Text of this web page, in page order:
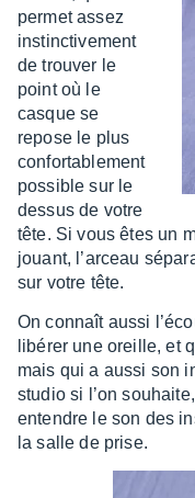
permet assez
instinc­ti­ve­ment
de trou­ver le
point où le
casque se
repose le plus
confor­ta­ble­ment
possible sur le
dessus de votre
tête. Si vous êtes un
jouant, l’ar­ceau
sur votre tête.
On connaît aussi
libé­rer une oreille, et
mais qui a aussi son
studio si l’on
entendre le son des
la salle de prise.